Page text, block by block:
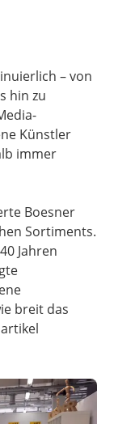
– von
hin zu
Künstler
immer
Boesner
Sortiments.
Jahren
breit das